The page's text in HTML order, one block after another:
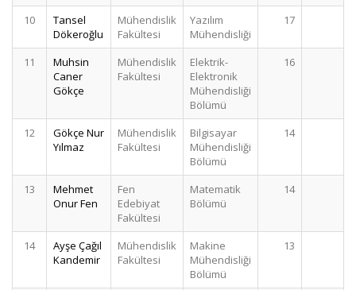
10
Tansel
Dökeroğlu
Mühendislik
Fakültesi
Yazılım
Mühendisliği
17
11
Muhsin
Caner
Gökçe
Mühendislik
Fakültesi
Elektrik-
Elektronik
Mühendisliği
Bölümü
16
12
Gökçe Nur
Yılmaz
Mühendislik
Fakültesi
Bilgisayar
Mühendisliği
Bölümü
14
13
Mehmet
Onur Fen
Fen
Edebiyat
Fakültesi
Matematik
Bölümü
14
14
Ayşe Çağıl
Kandemir
Mühendislik
Fakültesi
Makine
Mühendisliği
Bölümü
13